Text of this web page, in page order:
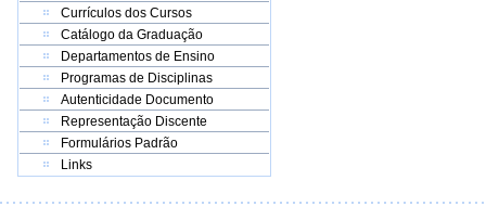
Currículos dos Cursos
Catálogo da Graduação
Departamentos de Ensino
Programas de Disciplinas
Autenticidade Documento
Representação Discente
Formulários Padrão
Links